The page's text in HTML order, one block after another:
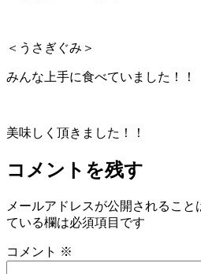
＜うさぎぐみ＞
みんな上手に食べていました！！
美味しく頂きました！！
コメントを残す
メールアドレスが公開されること
ている欄は必須項目です
コメント ※